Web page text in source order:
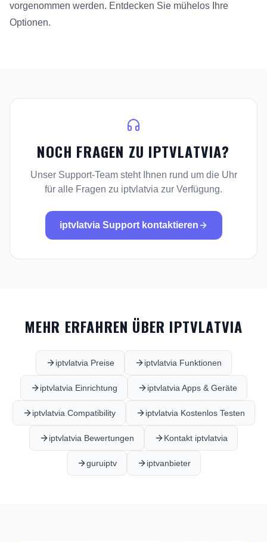
vorgenommen werden. Entdecken Sie mühelos Ihre
Optionen.
NOCH FRAGEN ZU IPTVLATVIA?
Unser Support-Team steht Ihnen rund um die Uhr
für alle Fragen zu iptvlatvia zur Verfügung.
iptvlatvia Support kontaktieren
MEHR ERFAHREN ÜBER IPTVLATVIA
iptvlatvia Preise iptvlatvia Funktionen
iptvlatvia Einrichtung iptvlatvia Apps & Geräte
iptvlatvia Compatibility iptvlatvia Kostenlos Testen
iptvlatvia Bewertungen Kontakt iptvlatvia
guruiptv iptvanbieter